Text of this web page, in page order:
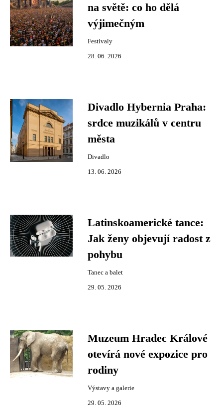
na světě: co ho dělá
výjimečným
Festivaly
28. 06. 2026
Divadlo Hybernia Praha:
srdce muzikálů v centru
města
Divadlo
13. 06. 2026
Latinskoamerické tance:
Jak ženy objevují radost z
pohybu
Tanec a balet
29. 05. 2026
Muzeum Hradec Králové
otevírá nové expozice pro
rodiny
Výstavy a galerie
29. 05. 2026